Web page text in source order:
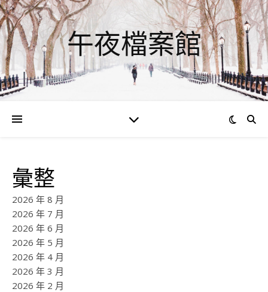
午夜檔案館
彙整
2026 年 8 月
2026 年 7 月
2026 年 6 月
2026 年 5 月
2026 年 4 月
2026 年 3 月
2026 年 2 月